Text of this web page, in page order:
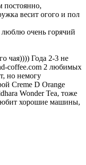
постоянно,
весит огого и пол
люблю очень горячий
чая)))) Года 2-3 не
coffee.com 2 любимых
но немогу
Creme D Orange
Wonder Tea, тоже
хорошие машины,